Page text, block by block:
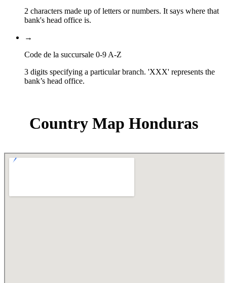
2 characters made up of letters or numbers. It says where that
bank's head office is.
→
Code de la succursale 0-9 A-Z
3 digits specifying a particular branch. 'XXX' represents the
bank’s head office.
Country Map Honduras